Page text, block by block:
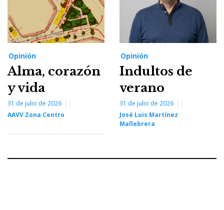
Opinión
Alma, corazón
y vida
31 de julio de 2026
AAVV Zona Centro
Opinión
Indultos de
verano
31 de julio de 2026
José Luis Martínez
Mallebrera